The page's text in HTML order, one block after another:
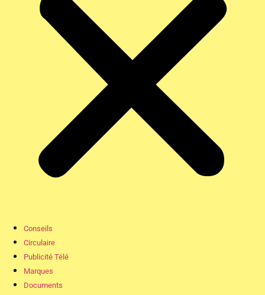
Conseils
Circulaire
Publicité Télé
Marques
Documents